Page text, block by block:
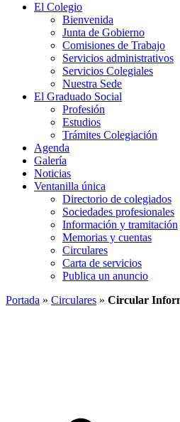
El Colegio
Bienvenida
Junta de Gobierno
Comisiones de Trabajo
Servicios administrativos
Servicios Colegiales
Nuestra Sede
El Graduado Social
Profesión
Estudios
Trámites Colegiación
Agenda
Galería
Noticias
Ventanilla única
Directorio de colegiados
Sociedades profesionales
Información y tramitación
Memorias y cuentas
Circulares
Carta de servicios
Publica un anuncio
Portada » Circulares » Circular